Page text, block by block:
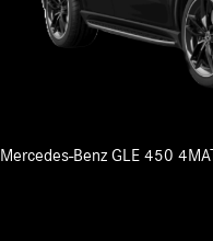
Mercedes-Benz GLE 450